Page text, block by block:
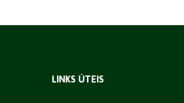
LINKS ÚTEIS